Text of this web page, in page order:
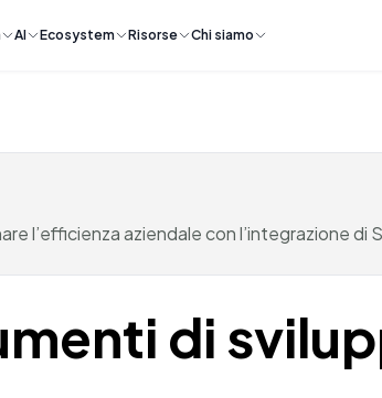
AI Ecosystem Risorse Chi siamo
l’efficienza aziendale con l’integrazione di
di